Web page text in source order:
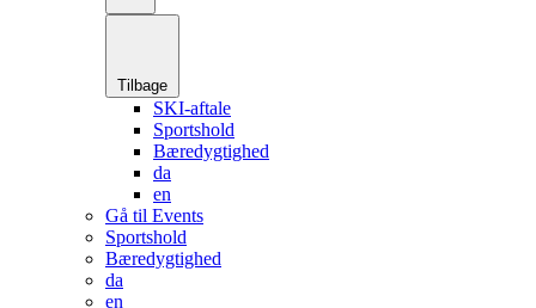
Tilbage
SKI-aftale
Sportshold
Bæredygtighed
da
en
Gå til Events
Sportshold
Bæredygtighed
da
en